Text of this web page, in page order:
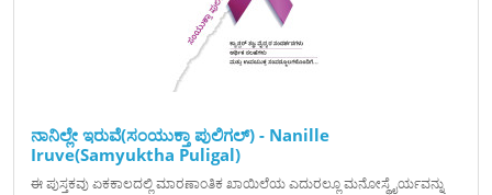
ನಾನಿಲ್ಲೇ ಇರುವೆ(ಸಂಯುಕ್ತಾ ಪುಲಿಗಲ್‌) - Nanille
Iruve(Samyuktha Puligal)
ಈ ಪುಸ್ತಕವು ಏಕಕಾಲದಲ್ಲಿ ಮಾರಣಾಂತಿಕ ಖಾಯಿಲೆಯ ಎದುರಲ್ಲೂ ಮನೋಸ್ಥೈರ್ಯವನ್ನು